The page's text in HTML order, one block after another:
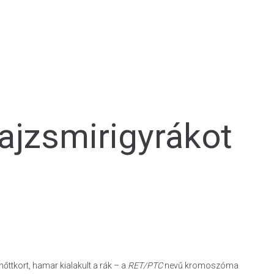
hamar kialakult a rák – a RET/PTCnevű kromoszóma